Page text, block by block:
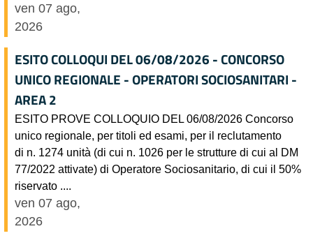
ven 07 ago,
2026
ESITO COLLOQUI DEL 06/08/2026 - CONCORSO
UNICO REGIONALE - OPERATORI SOCIOSANITARI -
AREA 2
ESITO PROVE COLLOQUIO DEL 06/08/2026 Concorso
unico regionale, per titoli ed esami, per il reclutamento
di n. 1274 unità (di cui n. 1026 per le strutture di cui al DM
77/2022 attivate) di Operatore Sociosanitario, di cui il 50%
riservato ....
ven 07 ago,
2026